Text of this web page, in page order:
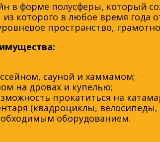
в форме полусферы, который
которого в любое время года
пространство,
сауной и хаммамом;
на дровах и купелью;
прокатиться на
(квадроциклы,
оборудованием.